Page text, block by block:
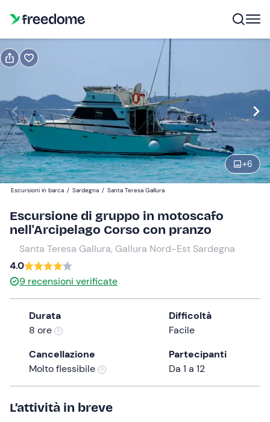
+6
Navigate
forward
to
interact
with
the
and
select
date.
Press
the
question
mark
keyboard
shortcuts
for
Modifica
09:00 Modifica
Adulti e ragazzi
120 €
1
Bambini
70 €
Neonati
30 €
Escursioni in barca / Sardegna / Santa Teresa Gallura
Escursione di gruppo in motoscafo
nell'Arcipelago Corso con pranzo
Santa Teresa Gallura, Gallura Nord-Est Sardegna
4.0
9 recensioni verificate
Durata
8 ore
Difficoltà
Facile
Cancellazione
Molto flessibile
Partecipanti
Da 1 a 12
L’attività in breve